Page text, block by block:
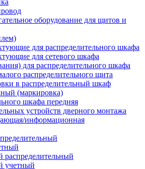
оборудование для щитов и
для распределительного шкафа
для сетевого шкафа
для распределительного шкафа
распределительного щита
в распределительный шкаф
(маркировка)
шкафа передняя
устройств дверного монтажа
информационная
распределительный
учетный